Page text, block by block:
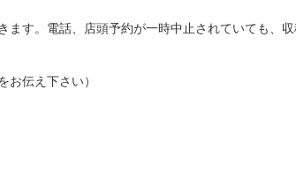
す。電話、店頭予約が一時中止されていても、
お伝え下さい）